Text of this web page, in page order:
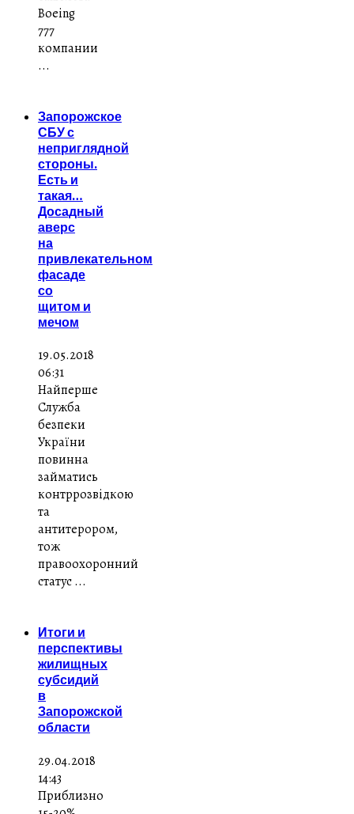
Boeing
777
компании
...
Запорожское
СБУ с
неприглядной
стороны.
Есть и
такая…
Досадный
аверс
на
привлекательном
фасаде
со
щитом и
мечом
19.05.2018
06:31
Найперше
Служба
безпеки
України
повинна
займатись
контррозвідкою
та
антитерором,
тож
правоохоронний
статус ...
Итоги и
перспективы
жилищных
субсидий
в
Запорожской
области
29.04.2018
14:43
Приблизно